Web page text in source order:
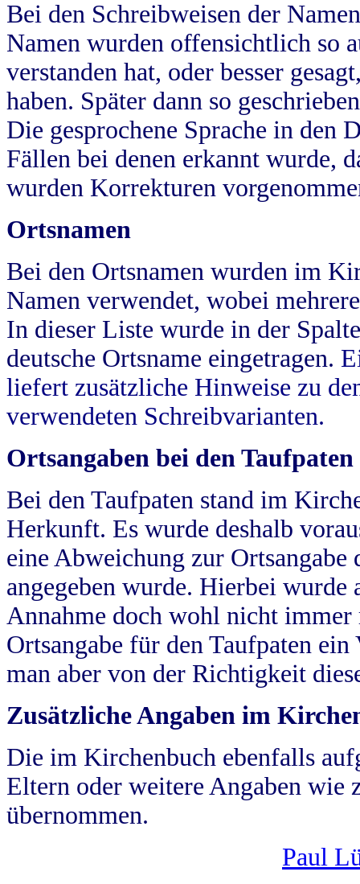
Bei den Schreibweisen der
Namen wurden offensichtlich so
verstanden hat, oder besser
haben. Später dann so
Die gesprochene Sprache in
Fällen bei denen erkannt wurde,
wurden Korrekturen
Ortsnamen
Bei den Ortsnamen wurden im
Namen verwendet, wobei
In dieser Liste wurde in der
deutsche Ortsname eingetragen.
liefert zusätzliche Hinweise zu
verwendeten Schreibvarianten.
Ortsangaben bei den Taufpaten
Bei den Taufpaten stand im
Herkunft. Es wurde deshalb
eine Abweichung zur
angegeben wurde. Hierbei wurde
Annahme doch wohl nicht
Ortsangabe für den Taufpaten
man aber von der Richtigkeit
Zusätzliche Angaben im
Die im Kirchenbuch ebenfalls
Eltern oder weitere Angaben wie
übernommen.
Paul